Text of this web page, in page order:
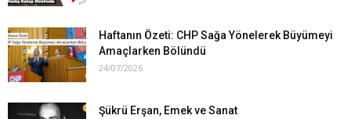
Haftanın Özeti: CHP Sağa Yönelerek Büyümeyi
Amaçlarken Bölündü
24/07/2026
Şükrü Erşan, Emek ve Sanat